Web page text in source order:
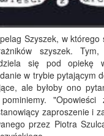
Szyszek, w którego
szyszek.
się pod opiekę
w trybie pytającym
ale byłoby ono
"Opowieści
zaproszenie i
przez Piotra